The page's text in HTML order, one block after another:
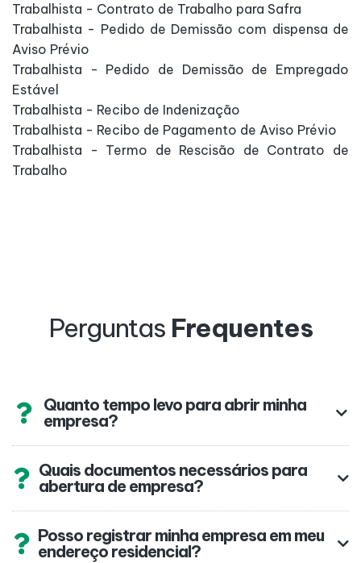
Trabalhista - Contrato de Trabalho para Safra
Trabalhista - Pedido de Demissão com dispensa de
Aviso Prévio
Trabalhista - Pedido de Demissão de Empregado
Estável
Trabalhista - Recibo de Indenização
Trabalhista - Recibo de Pagamento de Aviso Prévio
Trabalhista - Termo de Rescisão de Contrato de
Trabalho
Perguntas Frequentes
Quanto tempo levo para abrir minha
empresa?
Quais documentos necessários para
abertura de empresa?
Posso registrar minha empresa em meu
endereço residencial?